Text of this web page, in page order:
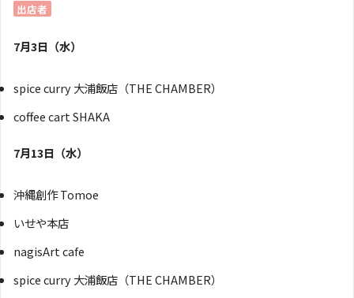
出店者
7月3日（水）
spice curry 大浦飯店（THE CHAMBER）
coffee cart SHAKA
7月13日（水）
沖縄創作 Tomoe
いせや本店
nagisArt cafe
spice curry 大浦飯店（THE CHAMBER）